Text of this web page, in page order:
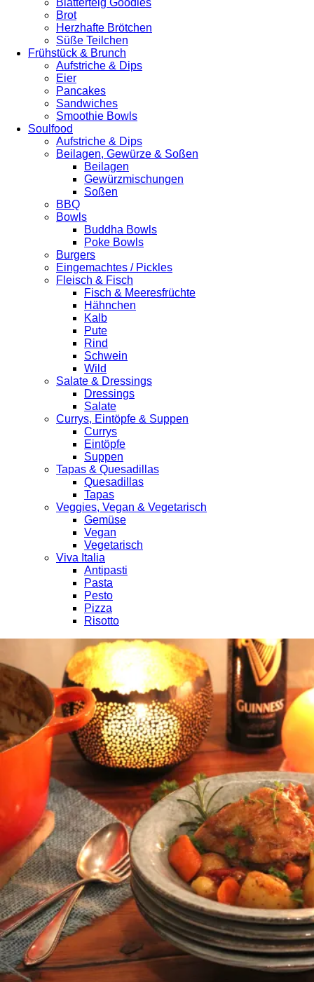
Blätterteig Goodies
Brot
Herzhafte Brötchen
Süße Teilchen
Frühstück & Brunch
Aufstriche & Dips
Eier
Pancakes
Sandwiches
Smoothie Bowls
Soulfood
Aufstriche & Dips
Beilagen, Gewürze & Soßen
Beilagen
Gewürzmischungen
Soßen
BBQ
Bowls
Buddha Bowls
Poke Bowls
Burgers
Eingemachtes / Pickles
Fleisch & Fisch
Fisch & Meeresfrüchte
Hähnchen
Kalb
Pute
Rind
Schwein
Wild
Salate & Dressings
Dressings
Salate
Currys, Eintöpfe & Suppen
Currys
Eintöpfe
Suppen
Tapas & Quesadillas
Quesadillas
Tapas
Veggies, Vegan & Vegetarisch
Gemüse
Vegan
Vegetarisch
Viva Italia
Antipasti
Pasta
Pesto
Pizza
Risotto